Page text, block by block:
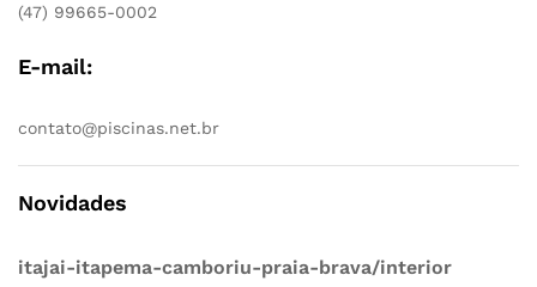
(47) 99665-0002
E-mail:
contato@piscinas.net.br
Novidades
itajai-itapema-camboriu-praia-brava/interior